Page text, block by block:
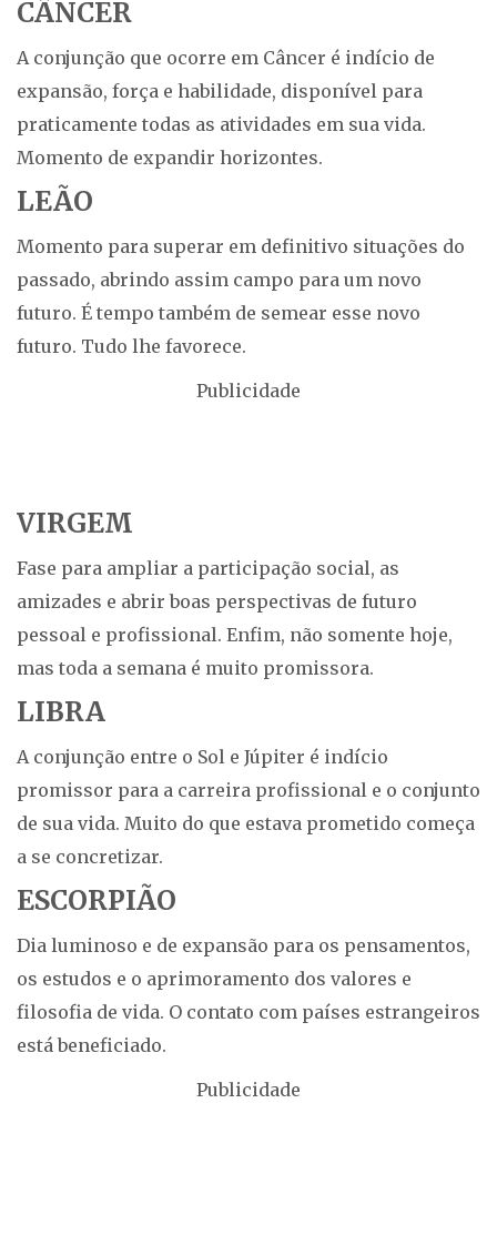
CÂNCER
A conjunção que ocorre em Câncer é indício de
expansão, força e habilidade, disponível para
praticamente todas as atividades em sua vida.
Momento de expandir horizontes.
LEÃO
Momento para superar em definitivo situações do
passado, abrindo assim campo para um novo
futuro. É tempo também de semear esse novo
futuro. Tudo lhe favorece.
Publicidade
VIRGEM
Fase para ampliar a participação social, as
amizades e abrir boas perspectivas de futuro
pessoal e profissional. Enfim, não somente hoje,
mas toda a semana é muito promissora.
LIBRA
A conjunção entre o Sol e Júpiter é indício
promissor para a carreira profissional e o conjunto
de sua vida. Muito do que estava prometido começa
a se concretizar.
ESCORPIÃO
Dia luminoso e de expansão para os pensamentos,
os estudos e o aprimoramento dos valores e
filosofia de vida. O contato com países estrangeiros
está beneficiado.
Publicidade